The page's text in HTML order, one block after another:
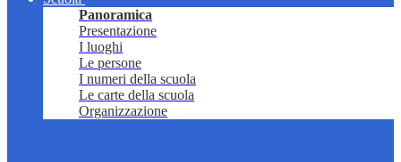
Panoramica
Presentazione
I luoghi
Le persone
I numeri della scuola
Le carte della scuola
Organizzazione